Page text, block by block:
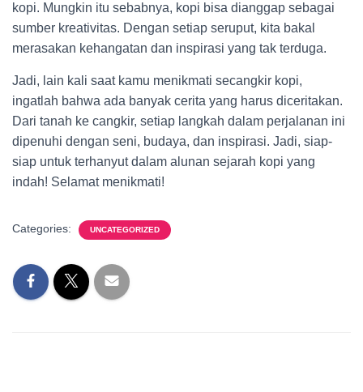
kopi. Mungkin itu sebabnya, kopi bisa dianggap sebagai
sumber kreativitas. Dengan setiap seruput, kita bakal
merasakan kehangatan dan inspirasi yang tak terduga.
Jadi, lain kali saat kamu menikmati secangkir kopi,
ingatlah bahwa ada banyak cerita yang harus diceritakan.
Dari tanah ke cangkir, setiap langkah dalam perjalanan ini
dipenuhi dengan seni, budaya, dan inspirasi. Jadi, siap-
siap untuk terhanyut dalam alunan sejarah kopi yang
indah! Selamat menikmati!
Categories: UNCATEGORIZED